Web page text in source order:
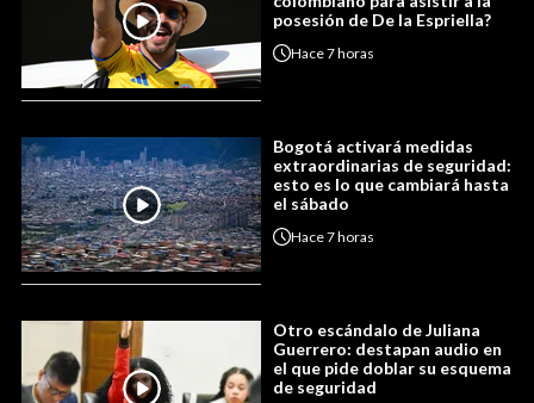
posesión de De la Espriella?
Hace7 horas
Bogotá activará medidas
extraordinarias de seguridad:
esto es lo que cambiará hasta
el sábado
Hace7 horas
Otro escándalo de Juliana
Guerrero: destapan audio en
el que pide doblar su esquema
de seguridad